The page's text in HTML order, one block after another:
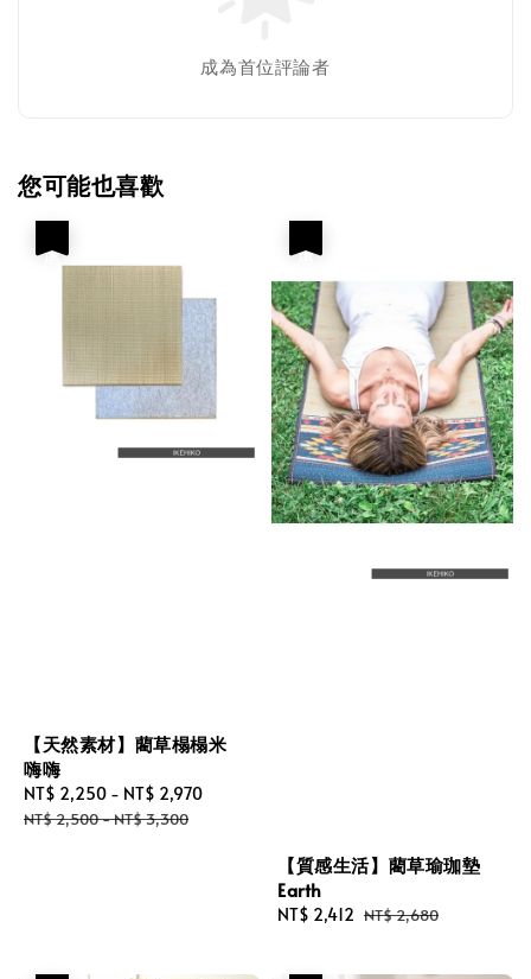
成為首位評論者
您可能也喜歡
【天然素材】藺草榻榻米
嗨嗨
Sale
price
NT$ 2,250 - NT$ 2,970
NT$ 2,500-NT$ 3,300
【質感生活】藺草瑜珈墊
Earth
Sale
NT$ 2,412 Regular
NT$ 2,680